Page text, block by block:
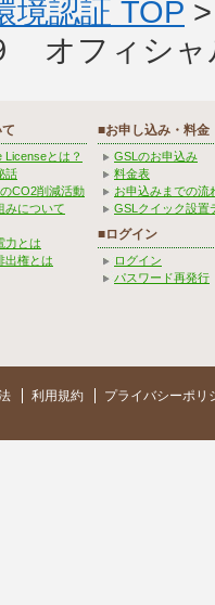
境認証 TOP
オフィシ
Licenseとは？
話
CO2削減活動
みについて
力とは
出権とは
■お申し込み・料金
GSLのお申込み
料金表
お申込みまでの流
GSLクイック設置
■ログイン
ログイン
パスワード再発行
利用規約 プライバシーポリ